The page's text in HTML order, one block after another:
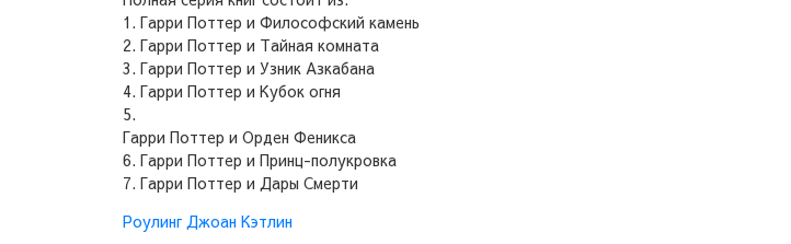
1. Гарри Поттер и Философский камень
2. Гарри Поттер и Тайная комната
3. Гарри Поттер и Узник Азкабана
4. Гарри Поттер и Кубок огня
5.
Гарри Поттер и Орден Феникса
6. Гарри Поттер и Принц-полукровка
7. Гарри Поттер и Дары Смерти
Роулинг Джоан Кэтлин